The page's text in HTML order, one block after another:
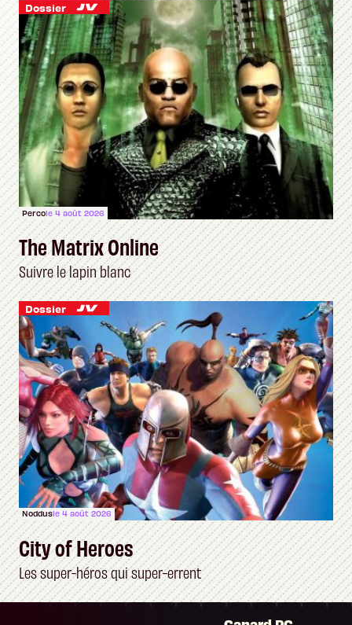
Dossier
Percole 4 août 2026
The Matrix Online
Suivre le lapin blanc
Dossier
Noddusle 4 août 2026
City of Heroes
Les super-héros qui super-errent